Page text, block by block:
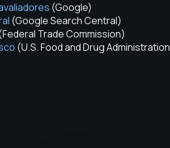
(Google)
(Google Search Central)
Federal Trade Commission)
(U.S. Food and Drug Administration